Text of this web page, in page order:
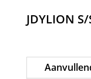
JDYLION S/